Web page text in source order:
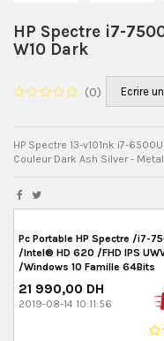
HP Spectre i7-
W10 Dark
(0) Ecrire
HP Spectre 13-v101nk i7-
Couleur Dark Ash Silver - Metal
Pc Portable HP Spectre /i7-
/Intel® HD 620 /FHD IPS
/Windows 10 Famille 64Bits
21 990,00 DH
2019-08-14 10:11:56